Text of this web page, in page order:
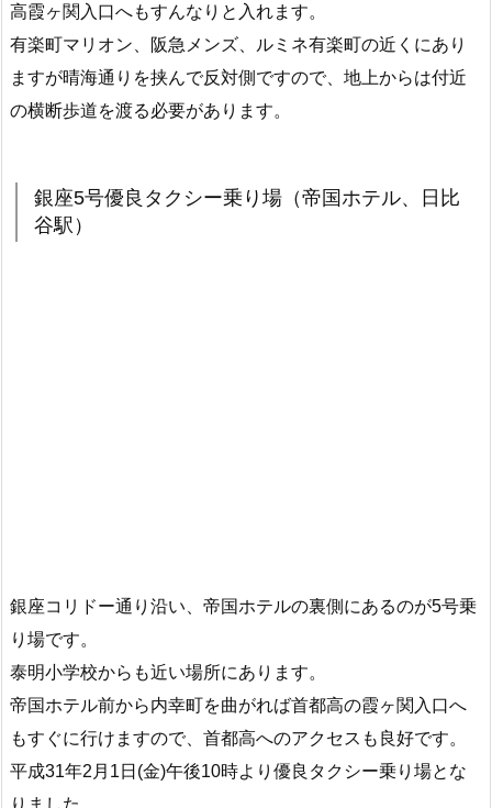
高霞ヶ関入口へもすんなりと入れます。
有楽町マリオン、阪急メンズ、ルミネ有楽町の近くにあり
ますが晴海通りを挟んで反対側ですので、地上からは付近
の横断歩道を渡る必要があります。
銀座5号優良タクシー乗り場（帝国ホテル、日比
谷駅）
銀座コリドー通り沿い、帝国ホテルの裏側にあるのが5号乗
り場です。
泰明小学校からも近い場所にあります。
帝国ホテル前から内幸町を曲がれば首都高の霞ヶ関入口へ
もすぐに行けますので、首都高へのアクセスも良好です。
平成31年2月1日(金)午後10時より優良タクシー乗り場とな